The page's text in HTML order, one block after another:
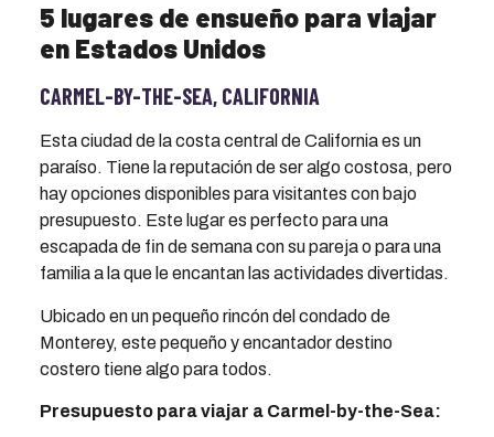
5 lugares de ensueño para viajar
en Estados Unidos
CARMEL-BY-THE-SEA, CALIFORNIA
Esta ciudad de la costa central de California es un
paraíso. Tiene la reputación de ser algo costosa, pero
hay opciones disponibles para visitantes con bajo
presupuesto. Este lugar es perfecto para una
escapada de fin de semana con su pareja o para una
familia a la que le encantan las actividades divertidas.
Ubicado en un pequeño rincón del condado de
Monterey, este pequeño y encantador destino
costero tiene algo para todos.
Presupuesto para viajar a Carmel-by-the-Sea: